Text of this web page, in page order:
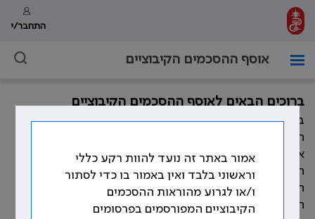
התחבר/י
אוסף ההסכמים הקיבוציים
ברוכים הבאים לאוסף ההסכמים הקיבוציים
במהלך השנים חתמה ההסתדרות הרפואית בישראל, מול
המעסיקים השונים, על הסכמים קיבוציים רבים המסדירים
את תנאי העבודה וזכויות הרופאים. כמו כן, התווספו במהלך
השנים פסקי בוררות, נספחים להסכמים קיבוציים, נהלים,
חוזרים ומכתבים אשר קובעים את תנאי העבודה וזכויות
הרופאים.
אמור באתר זה נועד להוות רקע כללי
וראשוני בלבד ואין באמור בו כדי לסתור
ו/או לגרוע מהוראות ההסכמים
הקיבוציים המפורסמים בפרסומים